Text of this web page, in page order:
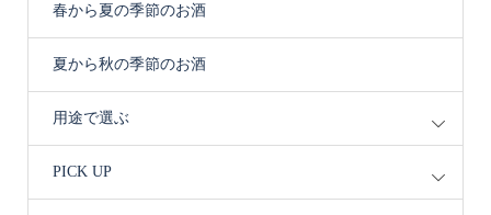
春から夏の季節のお酒
夏から秋の季節のお酒
用途で選ぶ
PICK UP